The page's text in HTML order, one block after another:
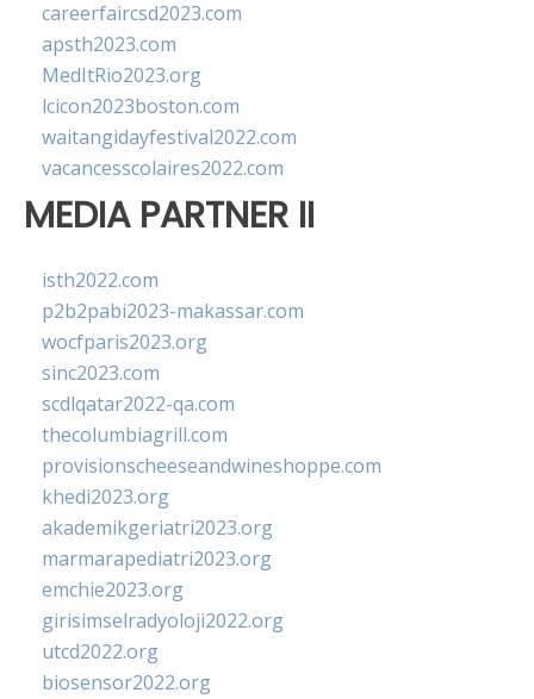
careerfaircsd2023.com
apsth2023.com
MedItRio2023.org
lcicon2023boston.com
waitangidayfestival2022.com
vacancesscolaires2022.com
MEDIA PARTNER II
isth2022.com
p2b2pabi2023-makassar.com
wocfparis2023.org
sinc2023.com
scdlqatar2022-qa.com
thecolumbiagrill.com
provisionscheeseandwineshoppe.com
khedi2023.org
akademikgeriatri2023.org
marmarapediatri2023.org
emchie2023.org
girisimselradyoloji2022.org
utcd2022.org
biosensor2022.org